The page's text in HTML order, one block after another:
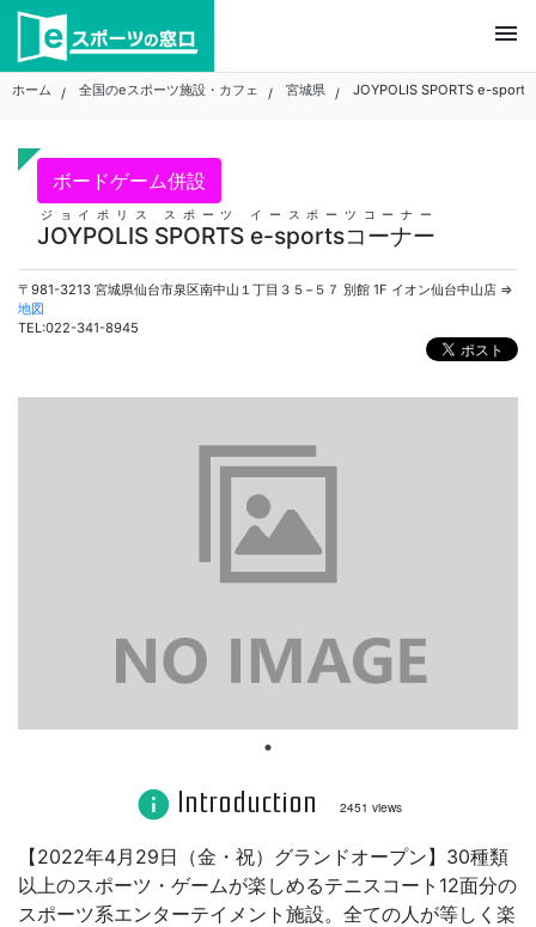
Skip
content
menu
ホーム 全国のeスポーツ施設・カフェ 宮城県 JOYPOLIS SPORTS e-sports
ボードゲーム併設
JOYPOLIS SPORTS e-sportsコーナー
ジョイポリス スポーツ イースポーツコーナー
〒981-3213 宮城県仙台市泉区南中山１丁目３５−５７ 別館 1F イオン仙台中山店 ⇒
地図
TEL:022-341-8945
info Introduction 2451 views
【2022年4月29日（金・祝）グランドオープン】30種類
以上のスポーツ・ゲームが楽しめるテニスコート12面分の
スポーツ系エンターテイメント施設。全ての人が等しく楽